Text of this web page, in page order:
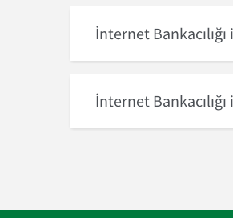
İnternet
İnternet